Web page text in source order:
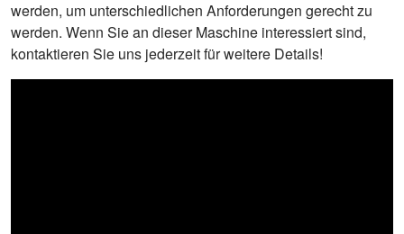
werden, um unterschiedlichen Anforderungen gerecht zu
werden. Wenn Sie an dieser Maschine interessiert sind,
kontaktieren Sie uns jederzeit für weitere Details!